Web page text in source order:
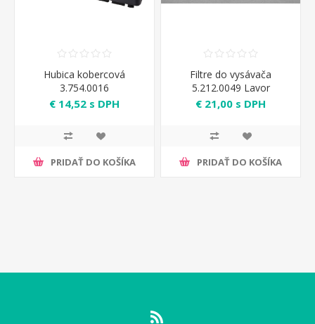
Hubica kobercová
3.754.0016
€ 14,52 s DPH
PRIDAŤ DO KOŠÍKA
Filtre do vysávača
5.212.0049 Lavor
€ 21,00 s DPH
PRIDAŤ DO KOŠÍKA